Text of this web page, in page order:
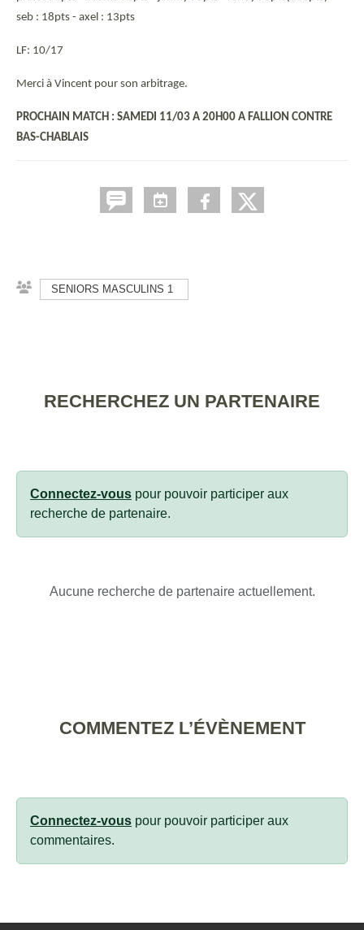
seb : 18pts - axel : 13pts
LF: 10/17
Merci à Vincent pour son arbitrage.
PROCHAIN MATCH : SAMEDI 11/03 A 20H00 A FALLION CONTRE
BAS-CHABLAIS
SENIORS MASCULINS 1
RECHERCHEZ UN PARTENAIRE
Connectez-vous pour pouvoir participer aux
recherche de partenaire.
Aucune recherche de partenaire actuellement.
COMMENTEZ L’ÉVÈNEMENT
Connectez-vous pour pouvoir participer aux
commentaires.